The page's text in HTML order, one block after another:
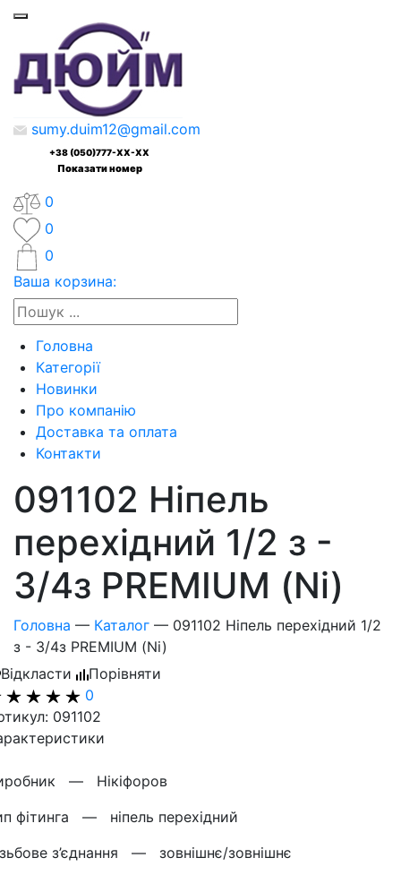
sumy.duim12@gmail.com
+38 (050)777-XX-XX
Показати номер
0
0
0
Ваша корзина:
Головна
Категорії
Новинки
Про компанію
Доставка та оплата
Контакти
091102 Ніпель
перехідний 1/2 з -
3/4з PREMIUM (Ni)
Головна — Каталог — 091102 Ніпель перехідний 1/2
з - 3/4з PREMIUM (Ni)
Відкласти
Порівняти
0
091102
— Нікіфоров
фітинга — ніпель перехідний
з’єднання — зовнішнє/зовнішнє